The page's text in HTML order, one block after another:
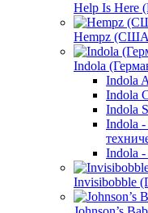
Help Is Here
Hempz
Indola
Indola
Indola
Indola
Indola
Indola
Invisibobble